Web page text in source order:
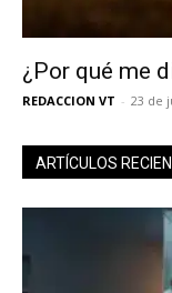
¿Por qué me
REDACCION VT - 23 de
ARTÍCULOS